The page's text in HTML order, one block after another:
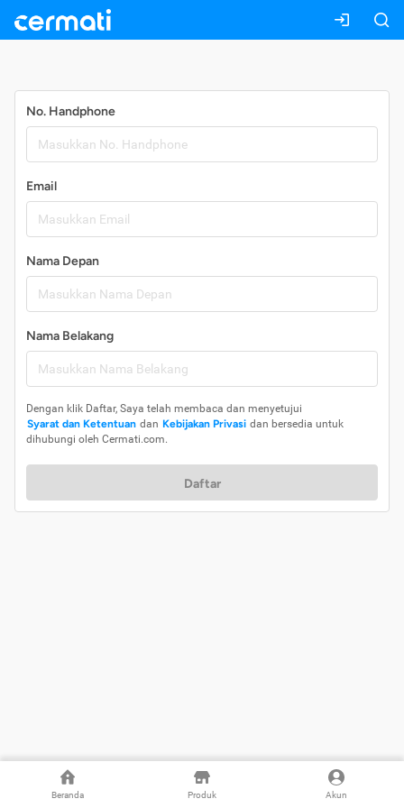
Beranda Produk Akun
No. Handphone
Email
Nama Depan
Nama Belakang
Dengan klik Daftar, Saya telah membaca dan menyetujui
Syarat dan Ketentuan dan Kebijakan Privasi dan bersedia untuk
dihubungi oleh Cermati.com.
Daftar